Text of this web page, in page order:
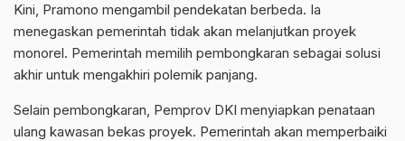
Kini, Pramono mengambil pendekatan berbeda. Ia
menegaskan pemerintah tidak akan melanjutkan proyek
monorel. Pemerintah memilih pembongkaran sebagai solusi
akhir untuk mengakhiri polemik panjang.
Selain pembongkaran, Pemprov DKI menyiapkan penataan
ulang kawasan bekas proyek. Pemerintah akan memperbaiki